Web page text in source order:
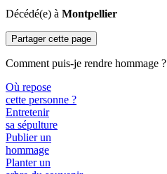
Décédé(e) à Montpellier
Partager cette page
Comment puis-je rendre hommage ?
Où repose
cette personne ?
Entretenir
sa sépulture
Publier un
hommage
Planter un